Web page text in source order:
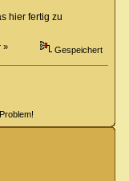
hier fertig zu
» Gespeichert